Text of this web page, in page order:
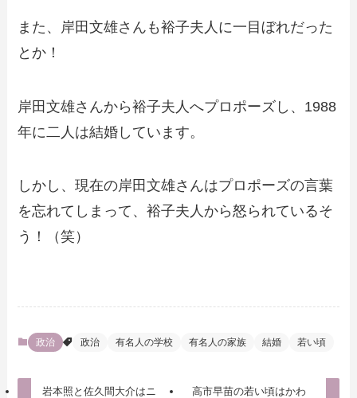
また、岸田文雄さんも裕子夫人に一目ぼれだった
とか！
岸田文雄さんから裕子夫人へプロポーズし、1988
年に二人は結婚しています。
しかし、現在の岸田文雄さんはプロポーズの言葉
を忘れてしまって、裕子夫人から怒られているそ
う！（笑）
政治 政治 有名人の学校 有名人の家族 結婚 若い頃
岩本照と佐久間大介はニ
高市早苗の若い頃はかわ